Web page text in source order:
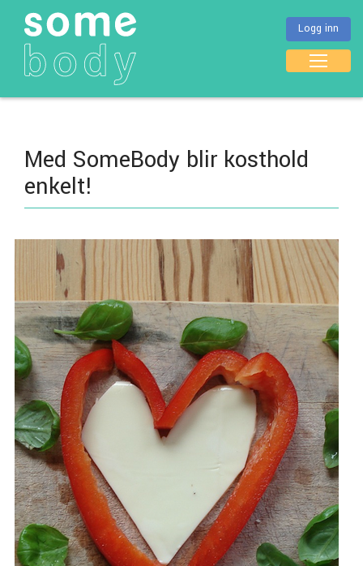
Logg inn
Med SomeBody blir kosthold
enkelt!